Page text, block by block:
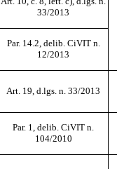
33/2013
Par. 14.2, delib. CiVIT n.
12/2013
Art. 19, d.lgs. n. 33/2013
Par. 1, delib. CiVIT n.
104/2010